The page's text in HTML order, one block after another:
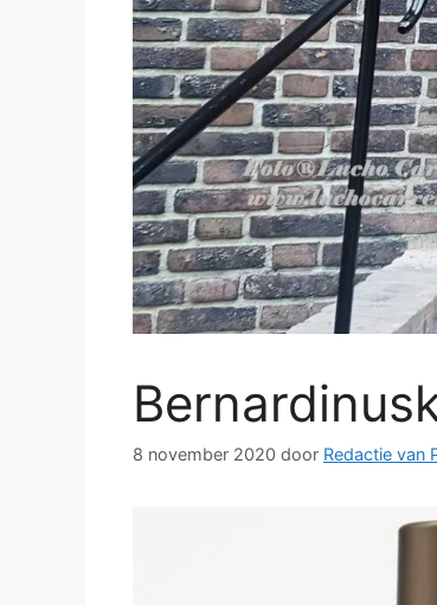
8 november 2020 door Redactie van